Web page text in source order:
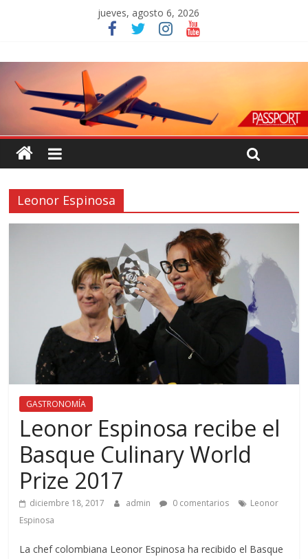
jueves, agosto 6, 2026
Leonor Espinosa
GASTRONOMÍA
Leonor Espinosa recibe el
Basque Culinary World
Prize 2017
diciembre 18, 2017 admin 0 comentarios
Leonor
Espinosa
La chef colombiana Leonor Espinosa ha recibido el Basque